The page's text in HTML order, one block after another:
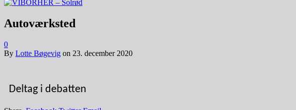
Autoværksted
0
By Lotte Bøgevig on 23. december 2020
Deltag i debatten